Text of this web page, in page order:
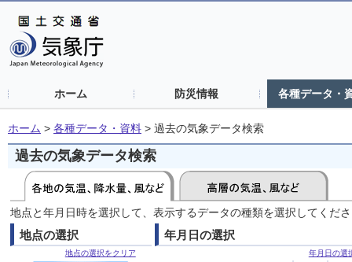
ホーム 防災情報 各種データ・
ホーム > 各種データ・資料 > 過去の気象データ検索
過去の気象データ検索
地点と年月日時を選択して、表示するデータの種類を選択してくだ
地点の選択
地点の選択をクリア
年月日の選択
年月日の選